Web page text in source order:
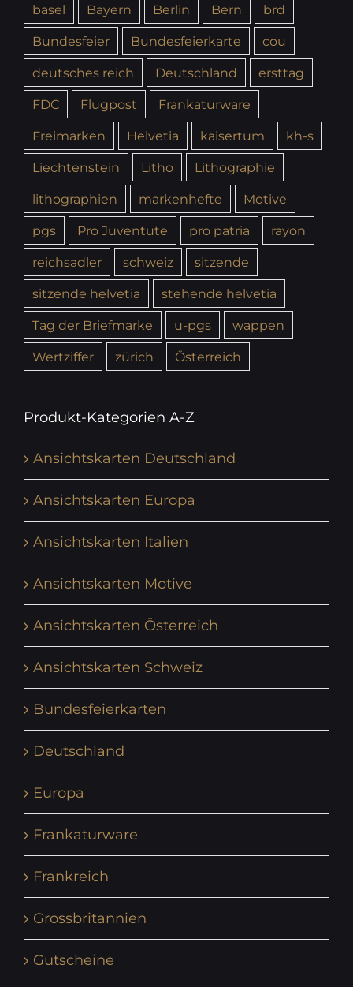
basel
Bayern Berlin Bern
brd
Bundesfeier
Bundesfeierkarte
cou
deutsches reich
Deutschland
ersttag
FDC
Flugpost
Frankaturware
Freimarken
Helvetia kaisertum
kh-s
Liechtenstein
Litho
Lithographie
lithographien
markenhefte
Motive
pgs
Pro Juventute pro patria
rayon
reichsadler
schweiz
sitzende
sitzende helvetia
stehende helvetia
Tag der Briefmarke
u-pgs
wappen
Wertziffer
zürich Österreich
Produkt-Kategorien A-Z
Ansichtskarten Deutschland
Ansichtskarten Europa
Ansichtskarten Italien
Ansichtskarten Motive
Ansichtskarten Österreich
Ansichtskarten Schweiz
Bundesfeierkarten
Deutschland
Europa
Frankaturware
Frankreich
Grossbritannien
Gutscheine